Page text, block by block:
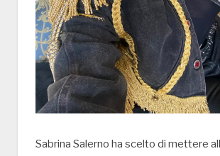
Sabrina Salerno ha scelto di mettere